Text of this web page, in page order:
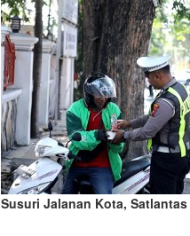
Susuri Jalanan Kota,